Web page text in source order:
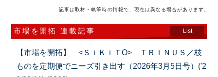
記事は取材・執筆時の情報で、現在は異なる場合があります。
市場を開拓 連載記事 List
【市場を開拓】 <ＳｉＫｉＴO> ＴＲＩＮＵＳ／枝
ものを定期便でニーズ引き出す（2026年3月5日号）('2